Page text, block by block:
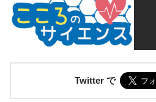
Twitter で